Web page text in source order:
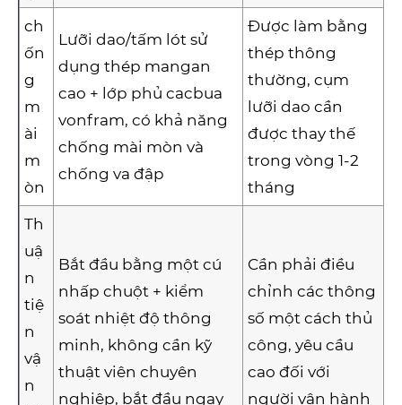
ch
ốn
g
m
ài
m
òn
Lưỡi dao/tấm lót sử
dụng thép mangan
cao + lớp phủ cacbua
vonfram, có khả năng
chống mài mòn và
chống va đập
Được làm bằng
thép thông
thường, cụm
lưỡi dao cần
được thay thế
trong vòng 1-2
tháng
Th
uậ
n
tiệ
n
vậ
n
Bắt đầu bằng một cú
nhấp chuột + kiểm
soát nhiệt độ thông
minh, không cần kỹ
thuật viên chuyên
nghiệp, bắt đầu ngay
Cần phải điều
chỉnh các thông
số một cách thủ
công, yêu cầu
cao đối với
người vận hành